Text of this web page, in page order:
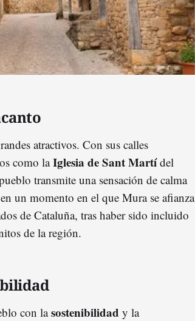
atractivos. Con sus calles
como laIglesia de Sant Martídel
transmite una sensación de calma
un momento en el que Mura se afianza
de Cataluña, tras haber sido incluido
de la región.
con lasostenibilidad y la